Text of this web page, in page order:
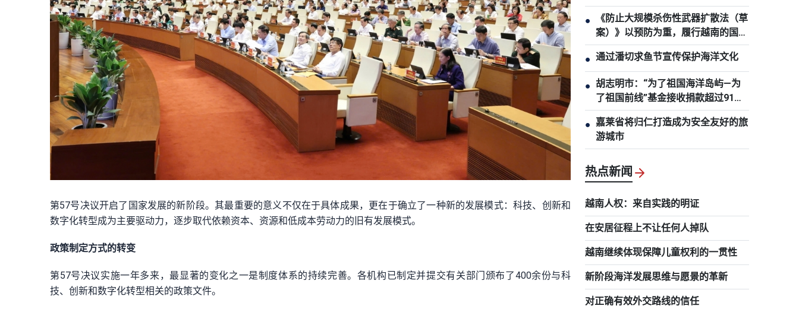
第57号决议开启了国家发展的新阶段。其最重要的意义不仅在于具体成果，更在于确立了一种新的发展模式：科技、创新和
数字化转型成为主要驱动力，逐步取代依赖资本、资源和低成本劳动力的旧有发展模式。
政策制定方式的转变
第57号决议实施一年多来，最显著的变化之一是制度体系的持续完善。各机构已制定并提交有关部门颁布了400余份与科
技、创新和数字化转型相关的政策文件。
●
《防止大规模杀伤性武器扩散法（草
案）》以预防为重，履行越南的国际
承诺
● 通过潘切求鱼节宣传保护海洋文化
● 胡志明市：“为了祖国海洋岛屿—为
了祖国前线”基金接收捐款超过91亿
越盾
● 嘉莱省将归仁打造成为安全友好的旅
游城市
热点新闻
越南人权：来自实践的明证
在安居征程上不让任何人掉队
越南继续体现保障儿童权利的一贯性
新阶段海洋发展思维与愿景的革新
对正确有效外交路线的信任